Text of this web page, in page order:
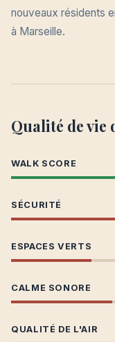
nouveaux résidents
à Marseille.
Qualité de vie
WALK SCORE
SÉCURITÉ
ESPACES VERTS
CALME SONORE
QUALITÉ DE L'AIR